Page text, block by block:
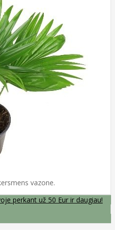
vazone.
perkant už 50 Eur ir daugiau!